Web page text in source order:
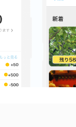
滋賀県